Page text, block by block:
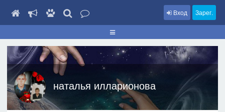
Вход Зарег.
наталья илларионова